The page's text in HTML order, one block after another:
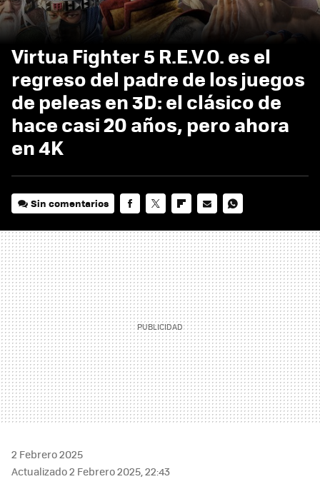
Virtua Fighter 5 R.E.V.O. es el
regreso del padre de los juegos
de peleas en 3D: el clásico de
hace casi 20 años, pero ahora
en 4K
Sin comentarios
MAIL
2 Febrero 2025
Actualizado 2 Febrero 2025, 22:43